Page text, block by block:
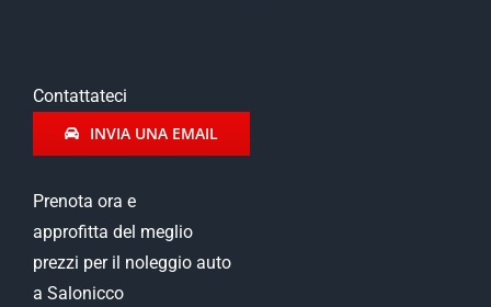
Contattateci
INVIA UNA EMAIL
Prenota ora e
approfitta del meglio
prezzi per il noleggio auto
a Salonicco